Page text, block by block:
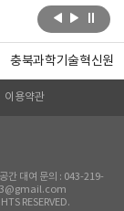
충북과학기술혁신원
이용약관
간 대여 문의 : 043-219-
RESERVED.